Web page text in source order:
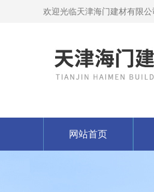
欢迎光临天津海门建材有限公
网站首页